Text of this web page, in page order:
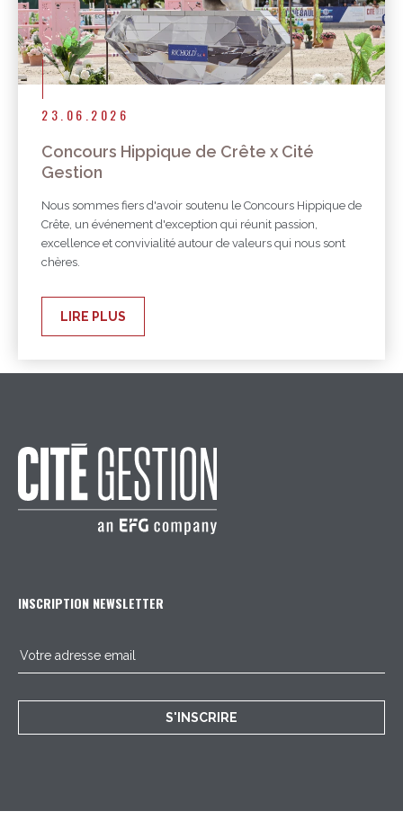
23.06.2026
Concours Hippique de Crête x Cité
Gestion
Nous sommes fiers d'avoir soutenu le Concours Hippique de
Crête, un événement d'exception qui réunit passion,
excellence et convivialité autour de valeurs qui nous sont
chères.
LIRE PLUS
INSCRIPTION NEWSLETTER
S'INSCRIRE